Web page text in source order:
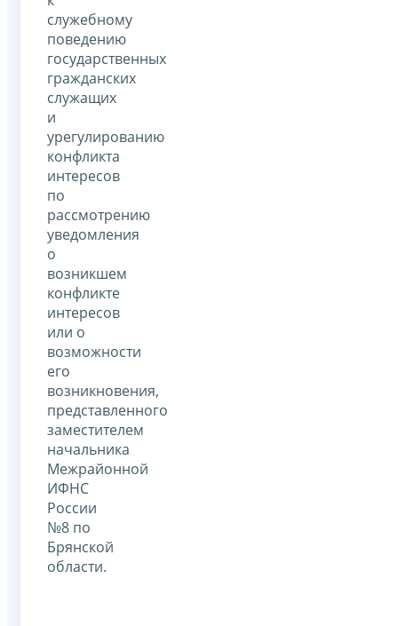
служебному
поведению
государственных
гражданских
служащих
и
урегулированию
конфликта
интересов
по
рассмотрению
уведомления
о
возникшем
конфликте
интересов
или о
возможности
его
возникновения,
представленного
заместителем
начальника
Межрайонной
ИФНС
России
№8 по
Брянской
области.